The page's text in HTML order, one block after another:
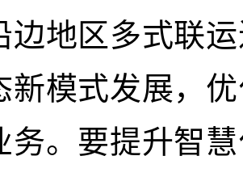
边地区多式联
新模式发展，
务。要提升智